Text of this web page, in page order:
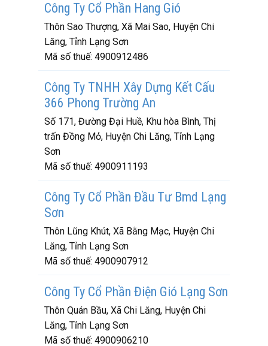
Công Ty Cổ Phần Hang Gió
Thôn Sao Thượng, Xã Mai Sao, Huyện Chi
Lăng, Tỉnh Lạng Sơn
Mã số thuế: 4900912486
Công Ty TNHH Xây Dựng Kết Cấu
366 Phong Trường An
Số 171, Đường Đại Huề, Khu hòa Bình, Thị
trấn Đồng Mỏ, Huyện Chi Lăng, Tỉnh Lạng
Sơn
Mã số thuế: 4900911193
Công Ty Cổ Phần Đầu Tư Bmd Lạng
Sơn
Thôn Lũng Khút, Xã Bằng Mạc, Huyện Chi
Lăng, Tỉnh Lạng Sơn
Mã số thuế: 4900907912
Công Ty Cổ Phần Điện Gió Lạng Sơn
Thôn Quán Bầu, Xã Chi Lăng, Huyện Chi
Lăng, Tỉnh Lạng Sơn
Mã số thuế: 4900906210